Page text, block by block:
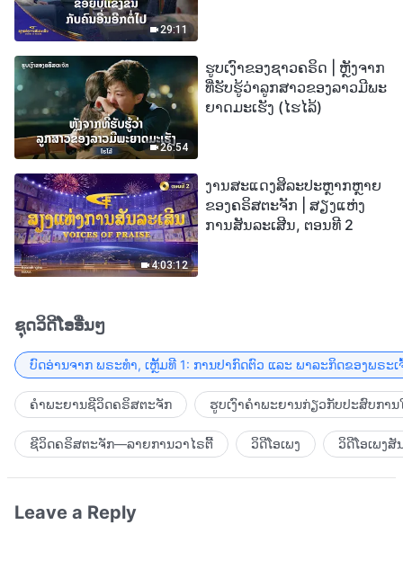
29:11
26:54
ຮູບເງົາຂອງຊາວຄຣິດ | ຫຼັງຈາກ
ທີ່ຮັບຮູ້ວ່າລູກສາວຂອງລາວມີພະ
ຍາດມະເຮັງ (ໄຮໄລ້)
4:03:12
ງານສະແດງສິລະປະຫຼາກຫຼາຍ
ຂອງຄຣິສຕະຈັກ | ສຽງແຫ່ງ
ການສັນລະເສີນ, ຕອນທີ 2
ຊຸດວິດີໂອອື່ນໆ
ບົດອ່ານຈາກ ພຣະທຳ, ເຫຼັ້ມທີ 1: ການປາກົດຕົວ ແລະ ພາລະກິດຂອງພຣະເ
ຄຳພະຍານຊີວິດຄຣິສຕະຈັກ ຮູບເງົາຄຳພະຍານກ່ຽວກັບປະສົບກາ
ຊີວິດຄຣິສຕະຈັກ—ລາຍການວາໄຣຕີ້ ວິດີໂອເພງ ວິດີໂອເພງສັ
Leave a Reply